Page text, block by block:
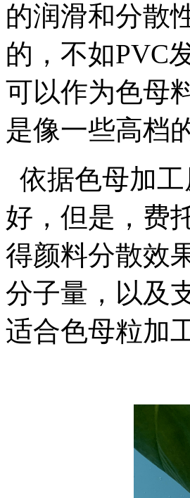
的润滑和分散
的，不如PVC
可以作为色母
是像一些高档
依据色母加
好，但是，费
得颜料分散效
分子量，以及
适合色母粒加